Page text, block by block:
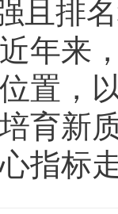
且排
年来
置，
育新
指标